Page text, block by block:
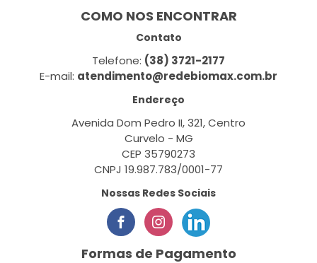
COMO NOS ENCONTRAR
Contato
Telefone: (38) 3721-2177
E-mail: atendimento@redebiomax.com.br
Endereço
Avenida Dom Pedro II, 321, Centro
Curvelo - MG
CEP 35790273
CNPJ 19.987.783/0001-77
Nossas Redes Sociais
Formas de Pagamento